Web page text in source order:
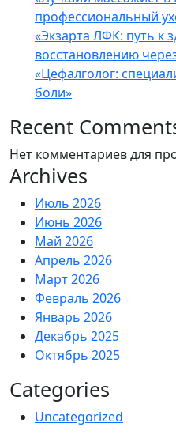
профессиональный
«Экзарта ЛФК: путь к
восстановлению
«Цефалголог:
боли»
Recent
Нет комментариев для
Archives
Июль 2026
Июнь 2026
Май 2026
Апрель 2026
Март 2026
Февраль 2026
Январь 2026
Декабрь 2025
Октябрь 2025
Categories
Uncategorized